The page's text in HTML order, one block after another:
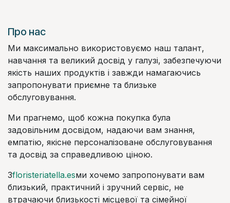
Про нас
Ми максимально використовуємо наш талант,
навчання та великий досвід у галузі, забезпечуючи
якість наших продуктів і завжди намагаючись
запропонувати приємне та близьке
обслуговування.
Ми прагнемо, щоб кожна покупка була
задовільним досвідом, надаючи вам знання,
емпатію, якісне персоналізоване обслуговування
та досвід за справедливою ціною.
Зfloristeriatella.esми хочемо запропонувати вам
близький, практичний і зручний сервіс, не
втрачаючи близькості місцевої та сімейної